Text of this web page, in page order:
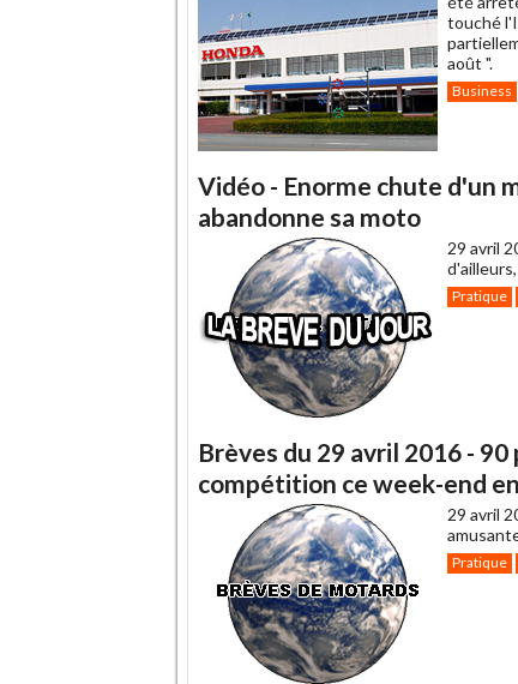
touché
août ".
Business
Vidéo - Enorme chute d'un
abandonne sa moto
29 avril
Pratique
Brèves du 29 avril 2016 -
compétition ce week-end
29 avril
Pratique